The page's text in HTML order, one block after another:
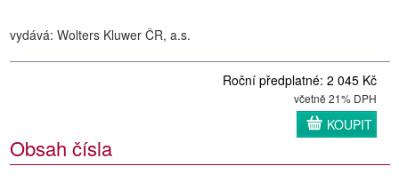
vydává: Wolters Kluwer ČR, a.s.
Roční předplatné: 2 045 Kč
včetně 21% DPH
KOUPIT
Obsah čísla